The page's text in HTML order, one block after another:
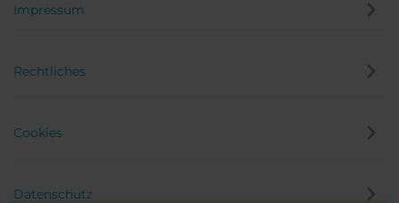
Impressum
Rechtliches
Cookies
Datenschutz